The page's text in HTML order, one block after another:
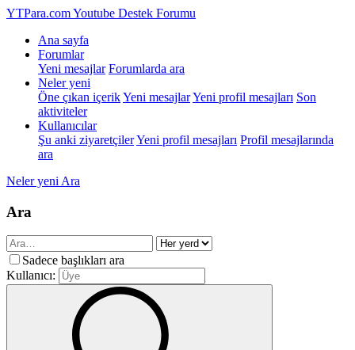
YTPara.comYoutube Destek Forumu
Ana sayfa
Forumlar
Yeni mesajlar Forumlarda ara
Neler yeni
Öne çıkan içerikYeni mesajlarYeni profil mesajları Son
aktiviteler
Kullanıcılar
Şu anki ziyaretçilerYeni profil mesajları Profil mesajlarında
ara
Neler yeni Ara
Ara
Sadece başlıkları ara
Kullanıcı: